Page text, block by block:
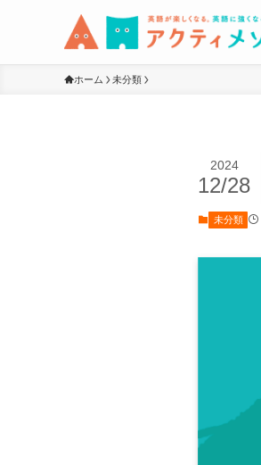
ホーム 未分類
2024
12/28
未分類